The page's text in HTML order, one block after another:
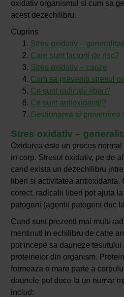
oxidativ organismul si cum sa
acest dezechilibru.
Cuprins
Stres oxidativ – generalitati
Care sunt factorii de risc?
Stres oxidativ – cauze
Cum sa preveniti stresul
Ce sunt radicalii liberi?
Ce sunt antioxidantii?
Gestionarea si prevenirea
Stres oxidativ –
Oxidarea este un proces
in corp. Stresul oxidativ, pe de
cand exista un dezechilibru
liberi si activitatea antioxidanta.
corect, radicalii liberi pot ajuta
patogeni (agentii patogeni duc
Cand sunt prezenti mai multi
mentinuti in echilibru de catre
pot incepe sa dauneze tesutului
proteinelor din organism.
formeaza o mare parte a
daunele pot duce la un numar
includ: